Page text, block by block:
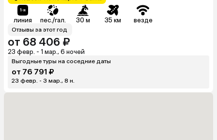
линия пес./гал. 30 м 35 км везде
Отзывы за этот год
от 68 406 ₽
23 февр. - 1 мар., 6 ночей
Выгодные туры на соседние даты
от 76 791 ₽
23 февр. - 3 мар., 8 н.